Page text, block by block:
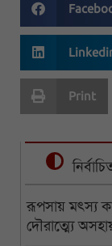
Print
রূপসায় মৎস্য
দৌরাত্ম্যে